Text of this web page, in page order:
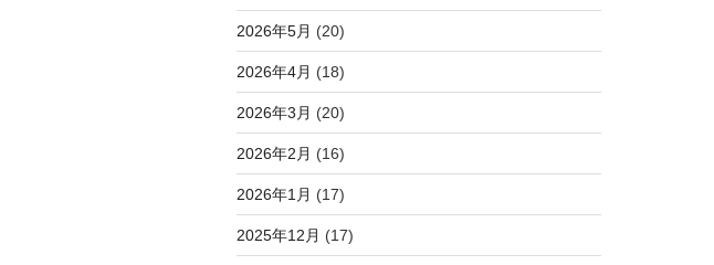
2026年5月 (20)
2026年4月 (18)
2026年3月 (20)
2026年2月 (16)
2026年1月 (17)
2025年12月 (17)